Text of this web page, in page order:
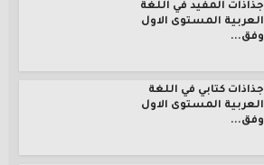
جذاذات المفيد في اللغة
العربية المستوى الاول
وفق...
جذاذات كتابي في اللغة
العربية المستوى الاول
وفق...